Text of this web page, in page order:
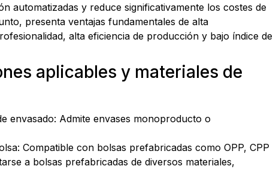
automatizadas y reduce significativamente los costes de
presenta ventajas fundamentales de alta
alta eficiencia de producción y bajo índice de
aplicables y materiales de
envasado: Admite envases monoproducto o
Compatible con bolsas prefabricadas como OPP, CPP
a bolsas prefabricadas de diversos materiales,